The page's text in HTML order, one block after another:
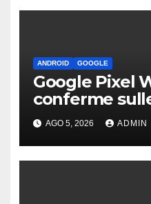
ANDROID GOOGLE
Google Pixel
conferme
novità
AGO 5, 2026 ADMIN